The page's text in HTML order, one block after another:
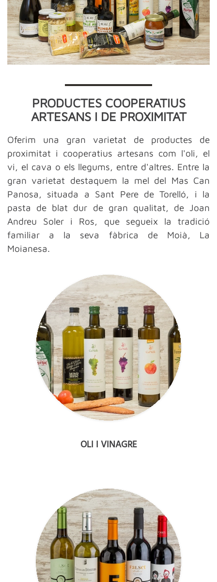
PRODUCTES COOPERATIUS
ARTESANS I DE PROXIMITAT
Oferim una gran varietat de productes de
proximitat i cooperatius artesans com l'oli, el
vi, el cava o els llegums, entre d'altres. Entre la
gran varietat destaquem la mel del Mas Can
Panosa, situada a Sant Pere de Torelló, i la
pasta de blat dur de gran qualitat, de Joan
Andreu Soler i Ros, que segueix la tradició
familiar a la seva fàbrica de Moià, La
Moianesa.
OLI I VINAGRE